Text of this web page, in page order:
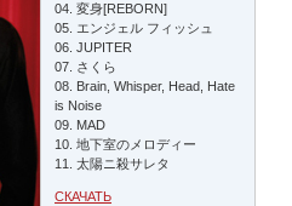
04. 変身[REBORN]
05. エンジェル フィッシュ
06. JUPITER
07. さくら
08. Brain, Whisper, Head, Hate
is Noise
09. MAD
10. 地下室のメロディー
11. 太陽ニ殺サレタ
СКАЧАТЬ